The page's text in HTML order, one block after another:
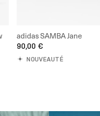
adidas SAMBA Jane
90,00 €
NOUVEAUTÉ